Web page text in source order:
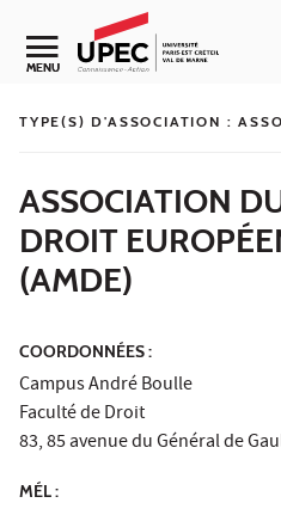
Aller au contenu
Navigation secondaire
MENU
TYPE(S) D'ASSOCIATION :
ASSOCIATION
DROIT
(AMDE)
COORDONNÉES :
Campus André Boulle
Faculté de Droit
83, 85 avenue du Général de
MÉL :